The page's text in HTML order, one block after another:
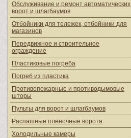
Обслуживание и ремонт автоматических
ворот и шлагбаумов
Отбойники для тележек, отбойники для
магазинов
Передвижное и строительное
ограждение
Пластиковые погреба
Погреб из пластика
Противопожарные и противодымовые
шторы
Пульты для ворот и шлагбаумов
Распашные пленочные ворота
Холодильные камеры